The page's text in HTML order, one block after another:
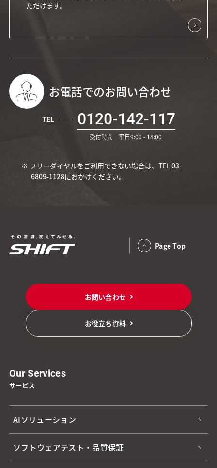
ただけます。
お電話でのお問い合わせ
TEL 0120-142-117
受付時間 平日9:00 - 18:00
※ フリーダイヤルをご利用できない場合は、TEL03-
6809-1128におかけください。
お問い合わせ
お役立ち資料
Page Top
Our Services
サービス
AIソリューション
ソフトウェアテスト・品質保証